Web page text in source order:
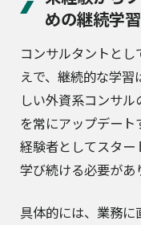
めの継続学習
コンサルタントと
えで、継続的な学
しい外資系コンサ
を常にアップデー
経験者としてスタ
学び続ける必要があ
具体的には、業務